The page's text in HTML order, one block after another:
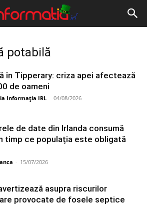
potabilă
în Tipperary: criza apei afectează
de oameni
Informația IRL - 04/08/2026
de date din Irlanda consumă
timp ce populația este obligată
- 15/07/2026
asupra riscurilor
provocate de fosele septice